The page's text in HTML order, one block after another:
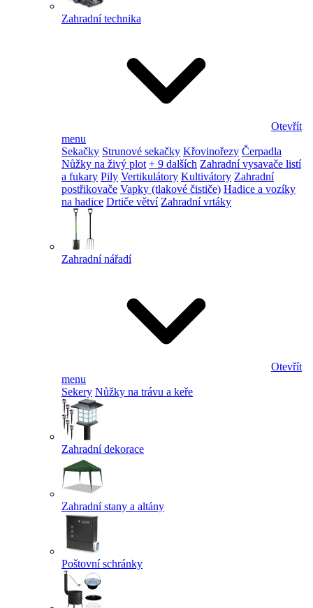
Zahradní technika
Otevřít
menu
Sekačky Strunové sekačky Křovinořezy Čerpadla
Nůžky na živý plot + 9 dalších Zahradní vysavače listí
a fukary Pily Vertikulátory Kultivátory Zahradní
postřikovače Vapky (tlakové čističe) Hadice a vozíky
na hadice Drtiče větví Zahradní vrtáky
Zahradní nářadí
Otevřít
menu
Sekery Nůžky na trávu a keře
Zahradní dekorace
Zahradní stany a altány
Poštovní schránky